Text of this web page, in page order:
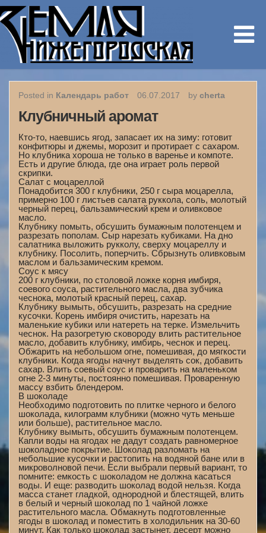
Posted in Календарь работ 06.07.2017 by cherta
Клубничный аромат
Кто-то, наевшись ягод, запасает их на зиму: готовит
конфитюры и джемы, морозит и протирает с сахаром.
Но клубника хороша не только в варенье и компоте.
Есть и другие блюда, где она играет роль первой
скрипки.
Салат с моцареллой
Понадобится 300 г клубники, 250 г сыра моцарелла,
примерно 100 г листьев салата руккола, соль, молотый
черный перец, бальзамический крем и оливковое
масло.
Клубнику помыть, обсушить бумажным полотенцем и
разрезать пополам. Сыр нарезать кубиками. На дно
салатника выложить рукколу, сверху моцареллу и
клубнику. Посолить, поперчить. Сбрызнуть оливковым
маслом и бальзамическим кремом.
Соус к мясу
200 г клубники, по столовой ложке корня имбиря,
соевого соуса, растительного масла, два зубчика
чеснока, молотый красный перец, сахар.
Клубнику вымыть, обсушить, разрезать на средние
кусочки. Корень имбиря очистить, нарезать на
маленькие кубики или натереть на терке. Измельчить
чеснок. На разогретую сковороду влить растительное
масло, добавить клубнику, имбирь, чеснок и перец.
Обжарить на небольшом огне, помешивая, до мягкости
клубники. Когда ягоды начнут выделять сок, добавить
сахар. Влить соевый соус и проварить на маленьком
огне 2-3 минуты, постоянно помешивая. Проваренную
массу взбить блендером.
В шоколаде
Необходимо подготовить по плитке черного и белого
шоколада, килограмм клубники (можно чуть меньше
или больше), растительное масло.
Клубнику вымыть, обсушить бумажным полотенцем.
Капли воды на ягодах не дадут создать равномерное
шоколадное покрытие. Шоколад разломать на
небольшие кусочки и растопить на водяной бане или в
микроволновой печи. Если выбрали первый вариант, то
помните: емкость с шоколадом не должна касаться
воды. И еще: разводить шоколад водой нельзя. Когда
масса станет гладкой, однородной и блестящей, влить
в белый и черный шоколад по 1 чайной ложке
растительного масла. Обмакнуть подготовленные
ягоды в шоколад и поместить в холодильник на 30-60
минут. Как только шоколад застынет, десерт можно